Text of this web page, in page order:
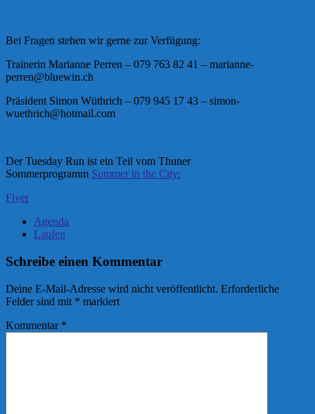
Bei Fragen stehen wir gerne zur Verfügung:
Trainerin Marianne Perren – 079 763 82 41 – marianne-
perren@bluewin.ch
Präsident Simon Wüthrich – 079 945 17 43 – simon-
wuethrich@hotmail.com
Der Tuesday Run ist ein Teil vom Thuner
Sommerprogramm Summer in the City:
Flyer
Agenda
Laufen
Schreibe einen Kommentar
Deine E-Mail-Adresse wird nicht veröffentlicht. Erforderliche
Felder sind mit * markiert
Kommentar *